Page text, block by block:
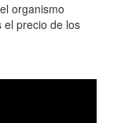
organismo
precio de los